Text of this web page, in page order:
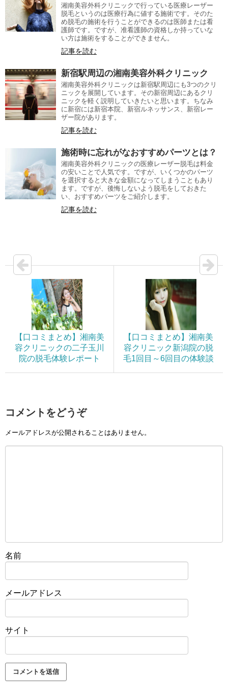
湘南美容外科クリニックで行っている医療レーザー
脱毛というのは医療行為に値する施術です。そのた
め脱毛の施術を行うことができるのは医師または看
護師です。ですが、准看護師の資格しか持っていな
い方は施術をすることができません。
記事を読む
新宿駅周辺の湘南美容外科クリニック
湘南美容外科クリニックは新宿駅周辺にも3つのクリ
ニックを展開しています。その新宿周辺にあるクリ
ニックを軽く説明していきたいと思います。ちなみ
に新宿には新宿本院、新宿ルネッサンス、新宿レー
ザー院があります。
記事を読む
施術時に忘れがなおすすめパーツとは？
湘南美容外科クリニックの医療レーザー脱毛は料金
の安いことで人気です。ですが、いくつかのパーツ
を選択すると大きな金額になってしまうこともあり
ます。ですが、後悔しないよう脱毛をしておきた
い、おすすめパーツをご紹介します。
記事を読む
【口コミまとめ】湘南美
容クリニックの二子玉川
院の脱毛体験レポート
【口コミまとめ】湘南美
容クリニック新潟院の脱
毛1回目～6回目の体験談
コメントをどうぞ
メールアドレスが公開されることはありません。
名前
メールアドレス
サイト